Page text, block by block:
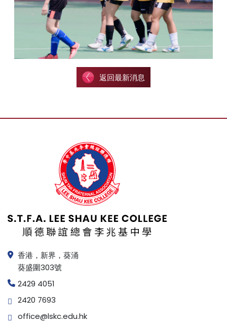
返回最新消息
香港，新界，葵涌
葵盛圍303號
2429 4051
2420 7693
office@lskc.edu.hk